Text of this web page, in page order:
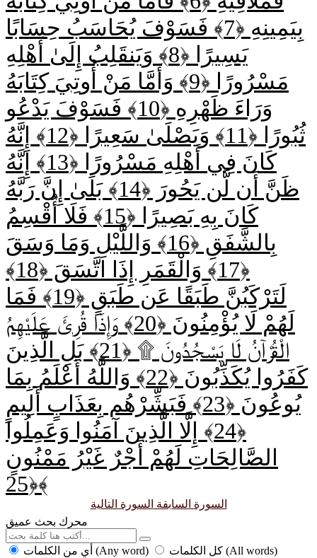
بِيَمِينِهِ ﴿7﴾
فَسَوْفَ يُحَاسَبُ حِسَابًا
يَسِيرًا ﴿8﴾
وَيَنقَلِبُ إِلَىٰ أَهْلِهِ
مَسْرُورًا ﴿9﴾
وَأَمَّا مَنْ أُوتِيَ كِتَابَهُ
وَرَاءَ ظَهْرِهِ ﴿10﴾
فَسَوْفَ يَدْعُو
ثُبُورًا ﴿11﴾
وَيَصْلَىٰ سَعِيرًا ﴿12﴾
إِنَّهُ
كَانَ فِي أَهْلِهِ مَسْرُورًا ﴿13﴾
إِنَّهُ
ظَنَّ أَن لَّن يَحُورَ ﴿14﴾
بَلَىٰ إِنَّ رَبَّهُ
كَانَ بِهِ بَصِيرًا ﴿15﴾
فَلَا أُقْسِمُ
بِالشَّفَقِ ﴿16﴾
وَاللَّيْلِ وَمَا وَسَقَ
﴿17﴾
وَالْقَمَرِ إِذَا اتَّسَقَ ﴿18﴾
لَتَرْكَبُنَّ طَبَقًا عَن طَبَقٍ ﴿19﴾
فَمَا
لَهُمْ لَا يُؤْمِنُونَ ﴿20﴾
وَإِذَا قُرِئَ عَلَيْهِمُ
الْقُرْآنُ لَا يَسْجُدُونَ ۩ ﴿21﴾
بَلِ الَّذِينَ
كَفَرُوا يُكَذِّبُونَ ﴿22﴾
وَاللَّهُ أَعْلَمُ بِمَا
يُوعُونَ ﴿23﴾
فَبَشِّرْهُم بِعَذَابٍ أَلِيمٍ
﴿24﴾
إِلَّا الَّذِينَ آمَنُوا وَعَمِلُوا
الصَّالِحَاتِ لَهُمْ أَجْرٌ غَيْرُ مَمْنُونٍ
﴿25﴾
السورة السابقة السورة التالية
محرك بحث عميق
أي من الكلمات (Any word) كل الكلمات (All words)